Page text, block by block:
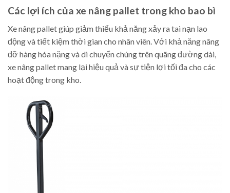
Các lợi ích của xe nâng pallet trong kho bao bì
Xe nâng pallet giúp giảm thiểu khả năng xảy ra tai nạn lao
động và tiết kiệm thời gian cho nhân viên. Với khả năng nâng
đỡ hàng hóa nặng và di chuyển chúng trên quãng đường dài,
xe nâng pallet mang lại hiệu quả và sự tiện lợi tối đa cho các
hoạt động trong kho.